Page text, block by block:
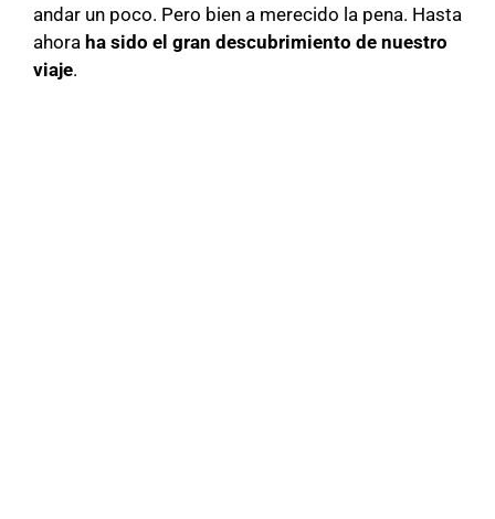
andar un poco. Pero bien a merecido la pena. Hasta
ahora ha sido el gran descubrimiento de nuestro
viaje.